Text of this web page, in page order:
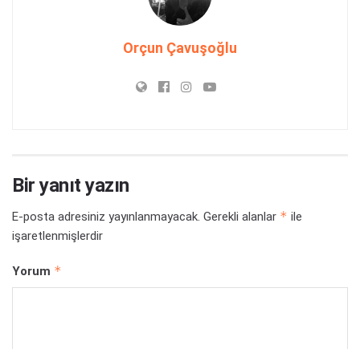
Orçun Çavuşoğlu
Bir yanıt yazın
E-posta adresiniz yayınlanmayacak. Gerekli alanlar * ile
işaretlenmişlerdir
Yorum *